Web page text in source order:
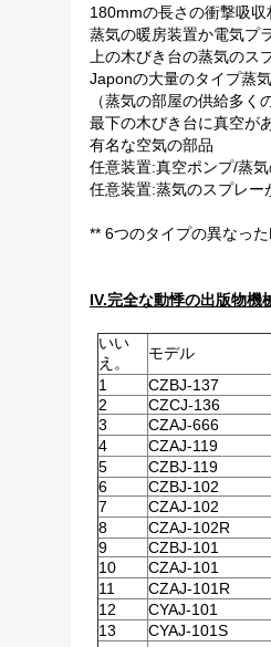
180mmの長さの衝撃吸収
蒸気の暖房装置か電気プ
上の木びき台の蒸気のス
Japonの大量のタイプ蒸
（蒸気の部屋の供給多く
最下の木びき台に真空が
有名な空気の部品
任意装置:真空ポンプ/蒸
任意装置:蒸気のスプレー
** 6つのタイプの異なっ
IV.完全な動悸の出版物機
いい
え。
モデル
1
CZBJ-137
2
CZCJ-136
3
CZAJ-666
4
CZAJ-119
5
CZBJ-119
6
CZBJ-102
7
CZAJ-102
8
CZAJ-102R
9
CZBJ-101
10
CZAJ-101
11
CZAJ-101R
12
CYAJ-101
13
CYAJ-101S